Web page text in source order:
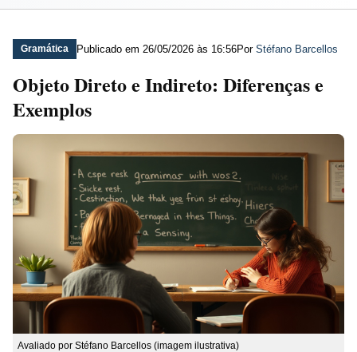
Gramática Publicado em 26/05/2026 às 16:56Por Stéfano Barcellos
Objeto Direto e Indireto: Diferenças e
Exemplos
Avaliado por Stéfano Barcellos (imagem ilustrativa)